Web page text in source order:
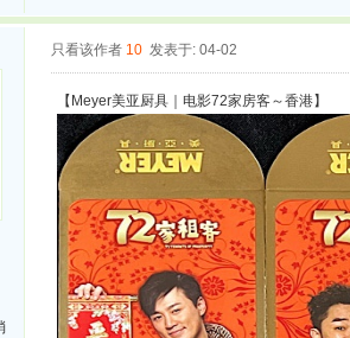
只看该作者 10 发表于: 04-02
【Meyer美亚厨具｜电影72家房客～香港】